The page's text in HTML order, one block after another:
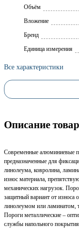
Объём
Вложение
Брeнд
Единица измерения
Все характеристики
Описание
Современные алюминиевые
предназначенные для
линолеума, ковролина,
износ материала,
механических нагрузок.
защитный вариант от износа
линолеумом или ламинатом,
Пороги металлические –
службы напольного